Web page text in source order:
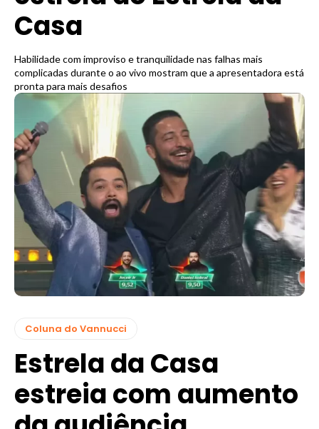
Casa
Habilidade com improviso e tranquilidade nas falhas mais
complicadas durante o ao vivo mostram que a apresentadora está
pronta para mais desafios
Coluna do Vannucci
Estrela da Casa
estreia com aumento